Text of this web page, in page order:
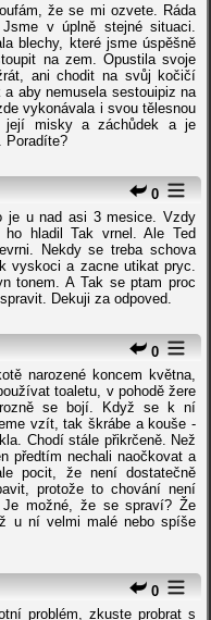
že se mi ozvete. Ráda
v úplně stejné situaci.
blechy, které jsme úspěšně
na zem. Opustila svoje
ani chodit na svůj kočičí
aby nemusela sestouipiz na
vykonávala i svou tělesnou
její misky a záchůdek a je
Poradíte?
0
je u nad asi 3 mesice. Vzdy
hladil Tak vrnel. Ale Ted
Nekdy se treba schova
vyskoci a zacne utikat pryc.
tonem. A Tak se ptam proc
Dekuji za odpoved.
0
narozené koncem května,
toaletu, v pohodě žere
se bojí. Když se k ní
vzít, tak škrábe a kouše -
Chodí stále přikrčeně. Než
předtím nechali naočkovat a
pocit, že není dostatečně
protože to chování není
možné, že se spraví? Že
u ní velmi malé nebo spíše
0
problém, zkuste probrat s